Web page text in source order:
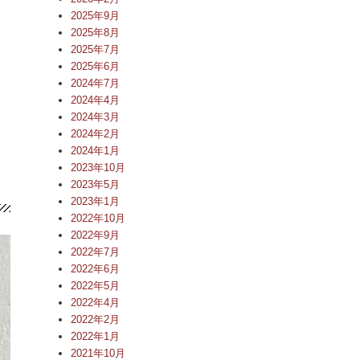
2025年9月
2025年8月
2025年7月
2025年6月
2024年7月
2024年4月
2024年3月
2024年2月
2024年1月
2023年10月
2023年5月
2023年1月
2022年10月
2022年9月
2022年7月
2022年6月
2022年5月
2022年4月
2022年2月
2022年1月
2021年10月